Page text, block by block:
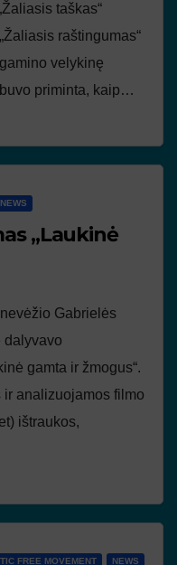
taškas“
raštingumas“
velykinę
priminta, kaip…
NEWS
„Laukinė
Gabrielės
dalyvavo
gamta ir žmogus“.
analizuojamos filmo
ištraukos,
FREE MOVEMENT NEWS